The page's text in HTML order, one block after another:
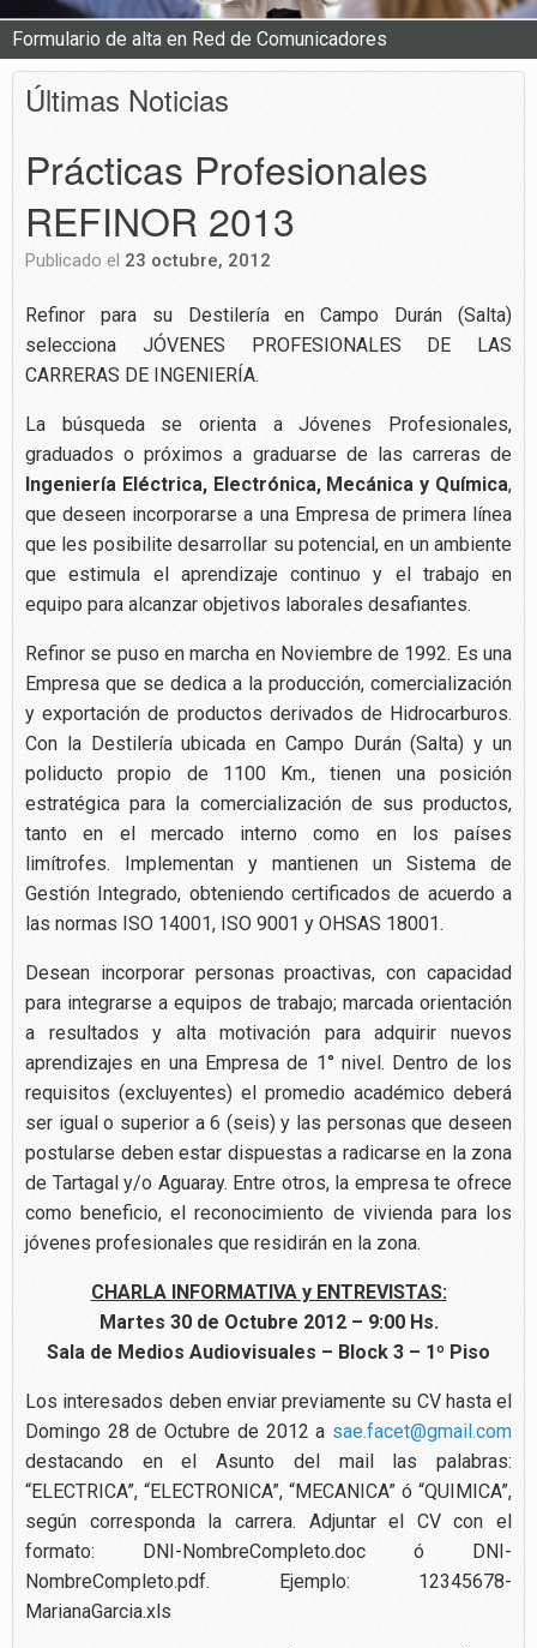
Formulario de alta en Red de Comunicadores
Últimas Noticias
Prácticas Profesionales
REFINOR 2013
Publicado el 23 octubre, 2012
Refinor para su Destilería en Campo Durán (Salta)
selecciona JÓVENES PROFESIONALES DE LAS
CARRERAS DE INGENIERÍA.
La búsqueda se orienta a Jóvenes Profesionales,
graduados o próximos a graduarse de las carreras de
Ingeniería Eléctrica, Electrónica, Mecánica y Química,
que deseen incorporarse a una Empresa de primera línea
que les posibilite desarrollar su potencial, en un ambiente
que estimula el aprendizaje continuo y el trabajo en
equipo para alcanzar objetivos laborales desafiantes.
Refinor se puso en marcha en Noviembre de 1992. Es una
Empresa que se dedica a la producción, comercialización
y exportación de productos derivados de Hidrocarburos.
Con la Destilería ubicada en Campo Durán (Salta) y un
poliducto propio de 1100 Km., tienen una posición
estratégica para la comercialización de sus productos,
tanto en el mercado interno como en los países
limítrofes. Implementan y mantienen un Sistema de
Gestión Integrado, obteniendo certificados de acuerdo a
las normas ISO 14001, ISO 9001 y OHSAS 18001.
Desean incorporar personas proactivas, con capacidad
para integrarse a equipos de trabajo; marcada orientación
a resultados y alta motivación para adquirir nuevos
aprendizajes en una Empresa de 1° nivel. Dentro de los
requisitos (excluyentes) el promedio académico deberá
ser igual o superior a 6 (seis) y las personas que deseen
postularse deben estar dispuestas a radicarse en la zona
de Tartagal y/o Aguaray. Entre otros, la empresa te ofrece
como beneficio, el reconocimiento de vivienda para los
jóvenes profesionales que residirán en la zona.
CHARLA INFORMATIVA y ENTREVISTAS:
Martes 30 de Octubre 2012 – 9:00 Hs.
Sala de Medios Audiovisuales – Block 3 – 1º Piso
Los interesados deben enviar previamente su CV hasta el
Domingo 28 de Octubre de 2012 a sae.facet@gmail.com
destacando en el Asunto del mail las palabras:
“ELECTRICA”, “ELECTRONICA”, “MECANICA” ó “QUIMICA”,
según corresponda la carrera. Adjuntar el CV con el
formato: DNI-NombreCompleto.doc ó DNI-
NombreCompleto.pdf. Ejemplo: 12345678-
MarianaGarcia.xls